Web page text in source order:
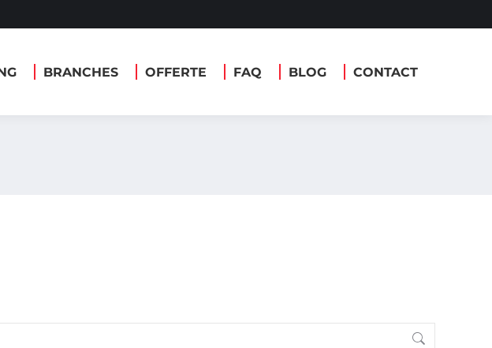
BRANCHES OFFERTE FAQ BLOG CONTACT
BRANCHES OFFERTE FAQ BLOG CONTACT